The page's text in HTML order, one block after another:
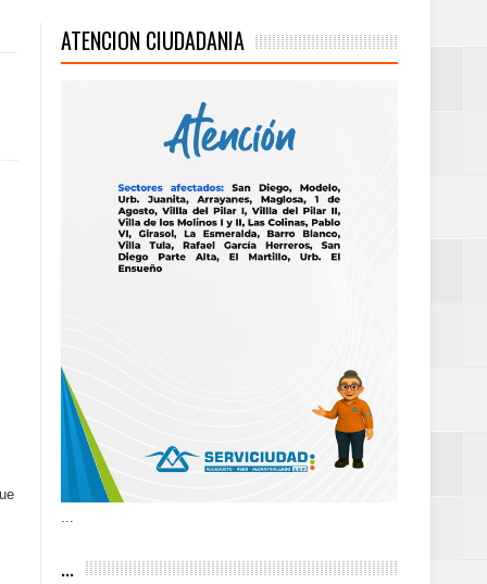
violencias
sin
Gobierno de
de la Mujer
ATENCION CIUDADANIA
...